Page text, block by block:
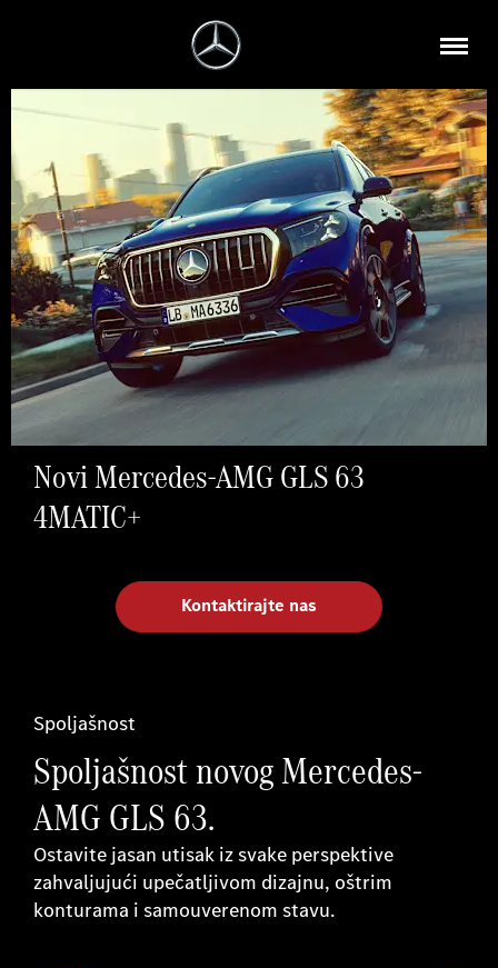
Novi Mercedes-AMG GLS 63
4MATIC+
Kontaktirajte nas
Spoljašnost
Spoljašnost novog Mercedes-
AMG GLS 63.
Ostavite jasan utisak iz svake perspektive
zahvaljujući upečatljivom dizajnu, oštrim
konturama i samouverenom stavu.